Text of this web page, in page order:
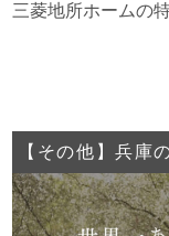
三菱地所ホームの
【その他】兵庫